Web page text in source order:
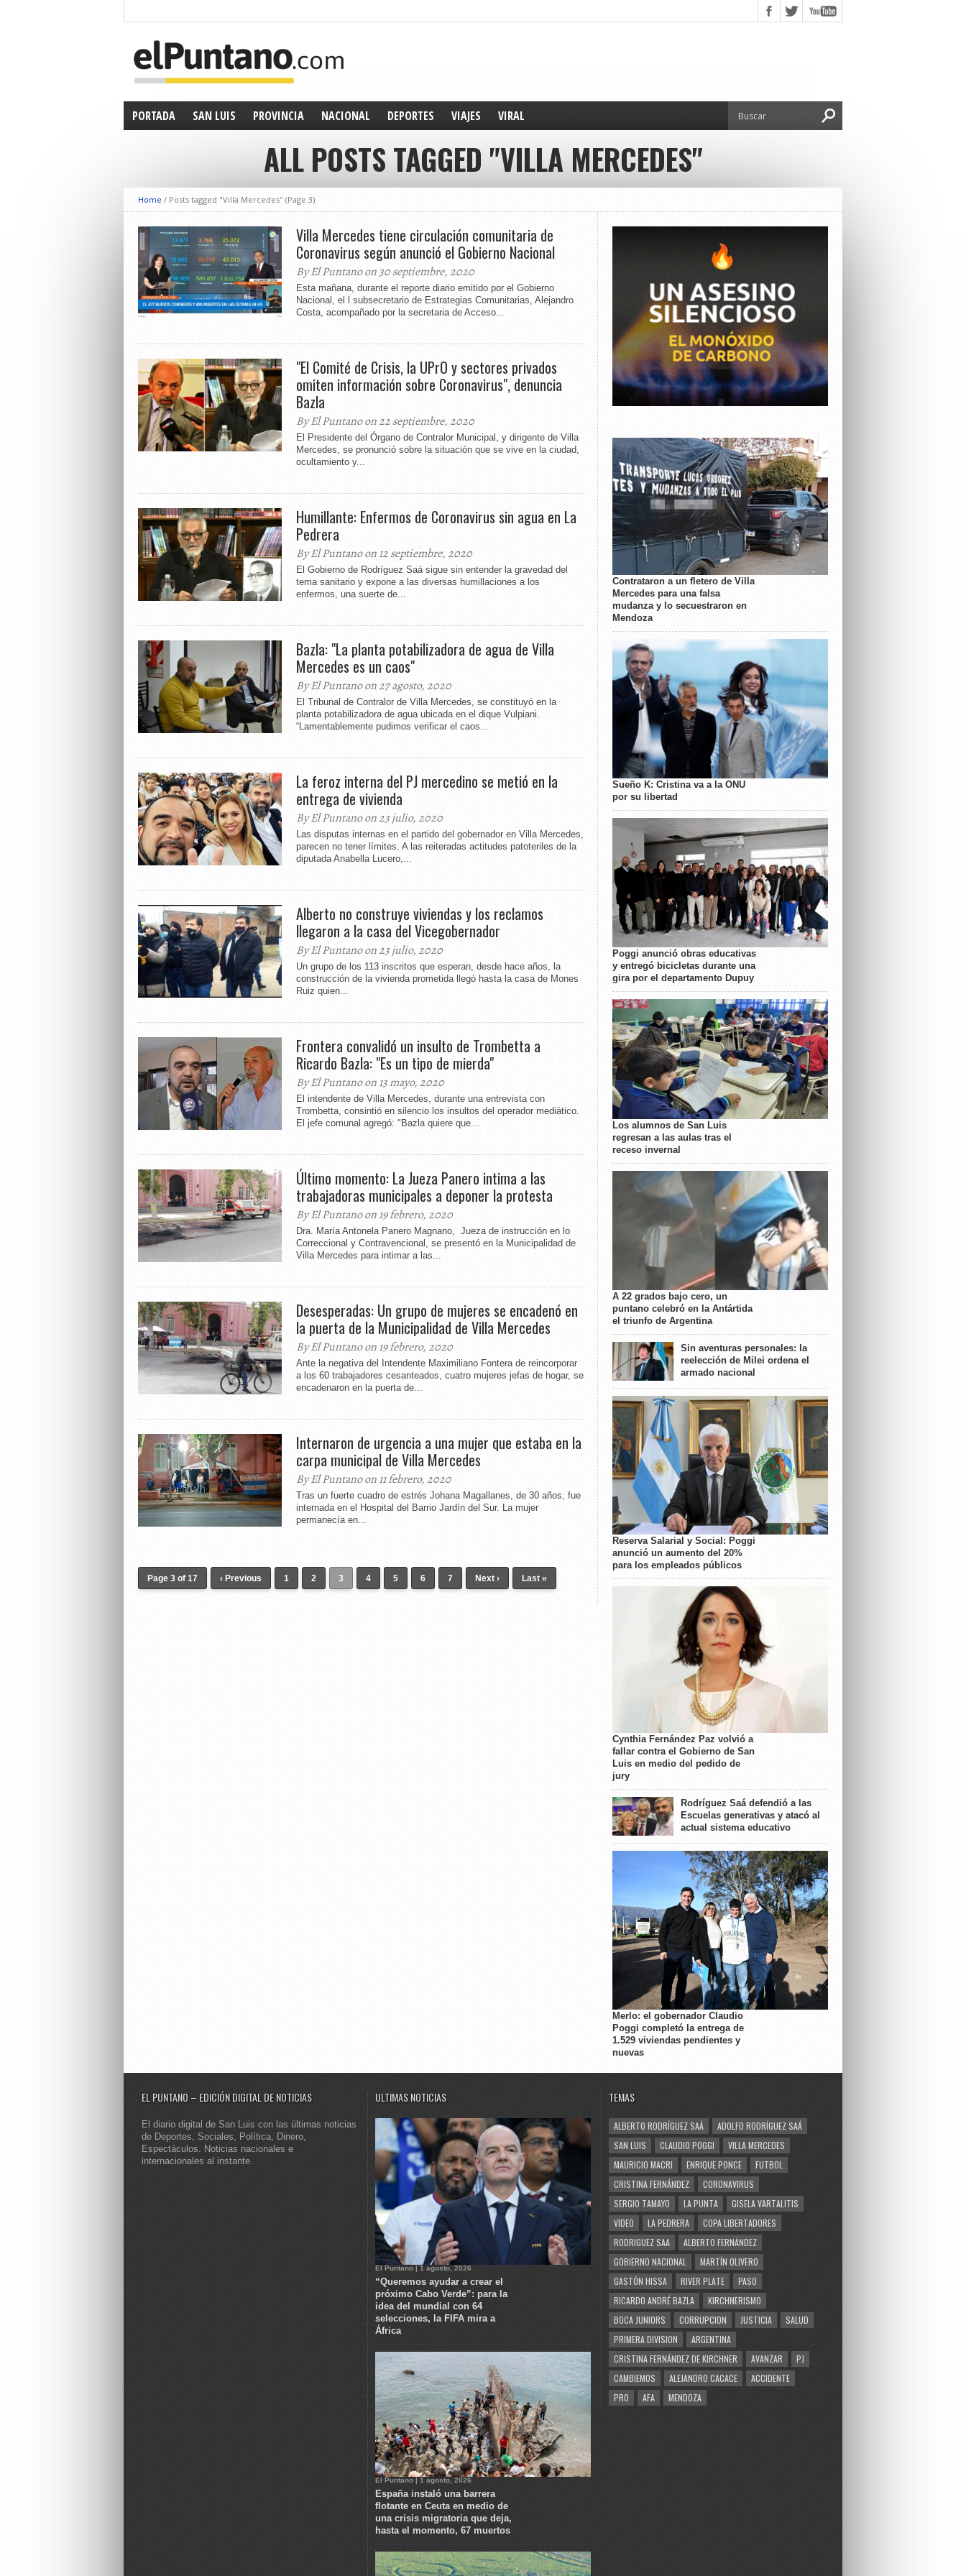
PORTADA SAN LUIS PROVINCIA NACIONAL DEPORTES VIAJES VIRAL
ALL POSTS TAGGED "VILLA MERCEDES"
Home / Posts tagged "Villa Mercedes" (Page 3)
Villa Mercedes tiene circulación comunitaria de
Coronavirus según anunció el Gobierno Nacional
By El Puntano on 30 septiembre, 2020
Esta mañana, durante el reporte diario emitido por el Gobierno
Nacional, el l subsecretario de Estrategias Comunitarias, Alejandro
Costa, acompañado por la secretaria de Acceso...
"El Comité de Crisis, la UPrO y sectores privados
omiten información sobre Coronavirus", denuncia
Bazla
By El Puntano on 22 septiembre, 2020
El Presidente del Órgano de Contralor Municipal, y dirigente de Villa
Mercedes, se pronunció sobre la situación que se vive en la ciudad,
ocultamiento y...
Humillante: Enfermos de Coronavirus sin agua en La
Pedrera
By El Puntano on 12 septiembre, 2020
El Gobierno de Rodríguez Saá sigue sin entender la gravedad del
tema sanitario y expone a las diversas humillaciones a los
enfermos, una suerte de...
Bazla: "La planta potabilizadora de agua de Villa
Mercedes es un caos"
By El Puntano on 27 agosto, 2020
El Tribunal de Contralor de Villa Mercedes, se constituyó en la
planta potabilizadora de agua ubicada en el dique Vulpiani.
“Lamentablemente pudimos verificar el caos...
La feroz interna del PJ mercedino se metió en la
entrega de vivienda
By El Puntano on 23 julio, 2020
Las disputas internas en el partido del gobernador en Villa Mercedes,
parecen no tener límites. A las reiteradas actitudes patoteriles de la
diputada Anabella Lucero,...
Alberto no construye viviendas y los reclamos
llegaron a la casa del Vicegobernador
By El Puntano on 23 julio, 2020
Un grupo de los 113 inscritos que esperan, desde hace años, la
construcción de la vivienda prometida llegó hasta la casa de Mones
Ruiz quien...
Frontera convalidó un insulto de Trombetta a
Ricardo Bazla: "Es un tipo de mierda"
By El Puntano on 13 mayo, 2020
El intendente de Villa Mercedes, durante una entrevista con
Trombetta, consintió en silencio los insultos del operador mediático.
El jefe comunal agregó: "Bazla quiere que...
Último momento: La Jueza Panero intima a las
trabajadoras municipales a deponer la protesta
By El Puntano on 19 febrero, 2020
Dra. María Antonela Panero Magnano, Jueza de instrucción en lo
Correccional y Contravencional, se presentó en la Municipalidad de
Villa Mercedes para intimar a las...
Desesperadas: Un grupo de mujeres se encadenó en
la puerta de la Municipalidad de Villa Mercedes
By El Puntano on 19 febrero, 2020
Ante la negativa del Intendente Maximiliano Fontera de reincorporar
a los 60 trabajadores cesanteados, cuatro mujeres jefas de hogar, se
encadenaron en la puerta de...
Internaron de urgencia a una mujer que estaba en la
carpa municipal de Villa Mercedes
By El Puntano on 11 febrero, 2020
Tras un fuerte cuadro de estrés Johana Magallanes, de 30 años, fue
internada en el Hospital del Barrio Jardín del Sur. La mujer
permanecía en...
Page 3 of 17 ‹ Previous 1 2 3 4 5 6 7 Next › Last »
Contrataron a un fletero de Villa
Mercedes para una falsa
mudanza y lo secuestraron en
Mendoza
Sueño K: Cristina va a la ONU
por su libertad
Poggi anunció obras educativas
y entregó bicicletas durante una
gira por el departamento Dupuy
Los alumnos de San Luis
regresan a las aulas tras el
receso invernal
A 22 grados bajo cero, un
puntano celebró en la Antártida
el triunfo de Argentina
Sin aventuras personales: la
reelección de Milei ordena el
armado nacional
Reserva Salarial y Social: Poggi
anunció un aumento del 20%
para los empleados públicos
Cynthia Fernández Paz volvió a
fallar contra el Gobierno de San
Luis en medio del pedido de
jury
Rodríguez Saá defendió a las
Escuelas generativas y atacó al
actual sistema educativo
Merlo: el gobernador Claudio
Poggi completó la entrega de
1.529 viviendas pendientes y
nuevas
EL PUNTANO – EDICIÓN DIGITAL DE NOTICIAS
El diario digital de San Luis con las últimas noticias
de Deportes, Sociales, Política, Dinero,
Espectáculos. Noticias nacionales e
internacionales al instante.
ULTIMAS NOTICIAS
El Puntano | 1 agosto, 2026
“Queremos ayudar a crear el
próximo Cabo Verde”: para la
idea del mundial con 64
selecciones, la FIFA mira a
África
El Puntano | 1 agosto, 2026
España instaló una barrera
flotante en Ceuta en medio de
una crisis migratoria que deja,
hasta el momento, 67 muertos
TEMAS
ALBERTO RODRÍGUEZ SAÁ
ADOLFO RODRÍGUEZ SAÁ
SAN LUIS
CLAUDIO POGGI
VILLA MERCEDES
MAURICIO MACRI
ENRIQUE PONCE
FUTBOL
CRISTINA FERNÁNDEZ
CORONAVIRUS
SERGIO TAMAYO
LA PUNTA
GISELA VARTALITIS
VIDEO
LA PEDRERA
COPA LIBERTADORES
RODRIGUEZ SAA
ALBERTO FERNÁNDEZ
GOBIERNO NACIONAL
MARTÍN OLIVERO
GASTÓN HISSA
RIVER PLATE
PASO
RICARDO ANDRÉ BAZLA
KIRCHNERISMO
BOCA JUNIORS
CORRUPCION JUSTICIA
SALUD
PRIMERA DIVISION
ARGENTINA
CRISTINA FERNÁNDEZ DE KIRCHNER
AVANZAR
PJ
CAMBIEMOS
ALEJANDRO CACACE
ACCIDENTE
PRO
AFA MENDOZA